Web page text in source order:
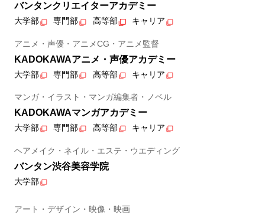
バンタンクリエイターアカデミー
大学部 専門部 高等部 キャリア
アニメ・声優・アニメCG・アニメ監督
KADOKAWAアニメ・声優アカデミー
大学部 専門部 高等部 キャリア
マンガ・イラスト・マンガ編集者・ノベル
KADOKAWAマンガアカデミー
大学部 専門部 高等部 キャリア
ヘアメイク・ネイル・エステ・ウエディング
バンタン渋谷美容学院
大学部
アート・デザイン・映像・映画